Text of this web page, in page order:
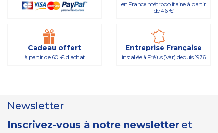
en France métropolitaine à partir
de 46 €
Cadeau offert
à partir de 60 € d'achat
Entreprise Française
installée à Fréjus (Var) depuis 1976
Newsletter
Inscrivez-vous à notre newsletter et